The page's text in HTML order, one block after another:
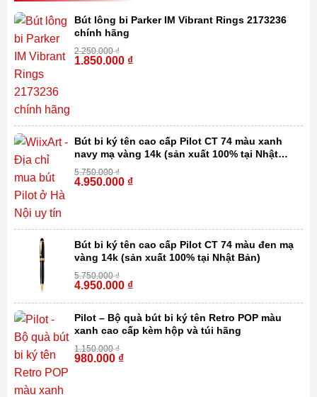
Bút lông bi Parker IM Vibrant Rings 2173236
chính hãng
2.250.000₫
1.850.000 ₫
Bút bi ký tên cao cấp Pilot CT 74 màu xanh
navy mạ vàng 14k (sản xuất 100% tại Nhật
Bản)
5.750.000₫
4.950.000 ₫
Bút bi ký tên cao cấp Pilot CT 74 màu đen mạ
vàng 14k (sản xuất 100% tại Nhật Bản)
5.750.000₫
4.950.000 ₫
Pilot – Bộ quà bút bi ký tên Retro POP màu
xanh cao cấp kèm hộp và túi hãng
1.150.000₫
980.000 ₫